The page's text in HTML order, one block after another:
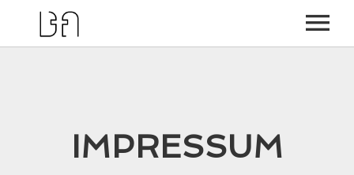
WIR
IMPRESSUM